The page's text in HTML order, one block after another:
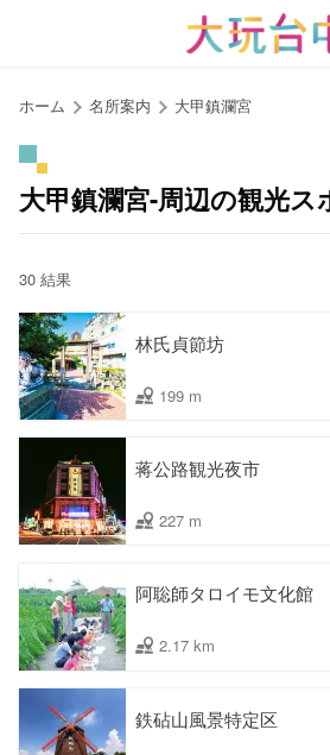
ホーム 名所案内 大甲鎮瀾宮
大甲鎮瀾宮-周辺の観光ス
30 結果
林氏貞節坊
199 m
蒋公路観光夜市
227 m
阿聡師タロイモ文化館
2.17 km
鉄砧山風景特定区